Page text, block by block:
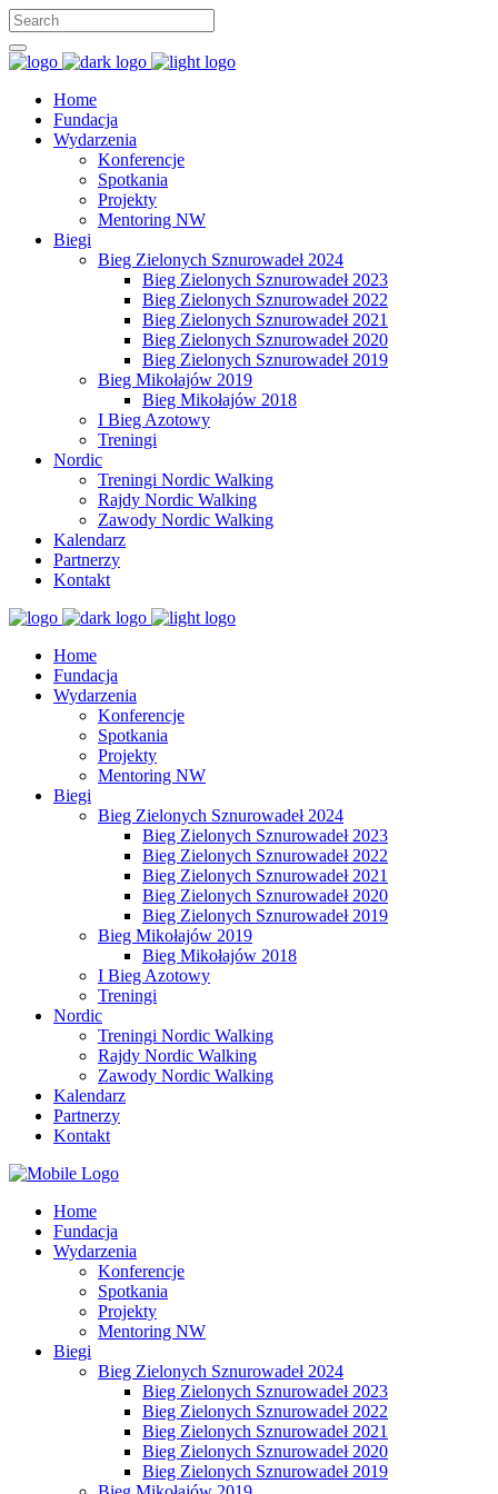
Home
Fundacja
Wydarzenia
Konferencje
Spotkania
Projekty
Mentoring NW
Biegi
Bieg Zielonych Sznurowadeł 2024
Bieg Zielonych Sznurowadeł 2023
Bieg Zielonych Sznurowadeł 2022
Bieg Zielonych Sznurowadeł 2021
Bieg Zielonych Sznurowadeł 2020
Bieg Zielonych Sznurowadeł 2019
Bieg Mikołajów 2019
Bieg Mikołajów 2018
I Bieg Azotowy
Treningi
Nordic
Treningi Nordic Walking
Rajdy Nordic Walking
Zawody Nordic Walking
Kalendarz
Partnerzy
Kontakt
Home
Fundacja
Wydarzenia
Konferencje
Spotkania
Projekty
Mentoring NW
Biegi
Bieg Zielonych Sznurowadeł 2024
Bieg Zielonych Sznurowadeł 2023
Bieg Zielonych Sznurowadeł 2022
Bieg Zielonych Sznurowadeł 2021
Bieg Zielonych Sznurowadeł 2020
Bieg Zielonych Sznurowadeł 2019
Bieg Mikołajów 2019
Bieg Mikołajów 2018
I Bieg Azotowy
Treningi
Nordic
Treningi Nordic Walking
Rajdy Nordic Walking
Zawody Nordic Walking
Kalendarz
Partnerzy
Kontakt
Home
Fundacja
Wydarzenia
Konferencje
Spotkania
Projekty
Mentoring NW
Biegi
Bieg Zielonych Sznurowadeł 2024
Bieg Zielonych Sznurowadeł 2023
Bieg Zielonych Sznurowadeł 2022
Bieg Zielonych Sznurowadeł 2021
Bieg Zielonych Sznurowadeł 2020
Bieg Zielonych Sznurowadeł 2019